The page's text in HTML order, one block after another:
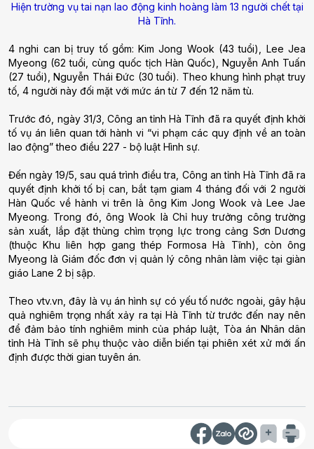
Hiện trường vụ tai nạn lao động kinh hoàng làm 13 người chết tại
Hà Tĩnh.
4 nghi can bị truy tố gồm: Kim Jong Wook (43 tuổi), Lee Jea
Myeong (62 tuổi, cùng quốc tịch Hàn Quốc), Nguyễn Anh Tuấn
(27 tuổi), Nguyễn Thái Đức (30 tuổi). Theo khung hình phạt truy
tố, 4 người này đối mặt với mức án từ 7 đến 12 năm tù.
Trước đó, ngày 31/3, Công an tỉnh Hà Tĩnh đã ra quyết định khởi
tố vụ án liên quan tới hành vi “vi phạm các quy định về an toàn
lao động” theo điều 227 - bộ luật Hình sự.
Đến ngày 19/5, sau quá trình điều tra, Công an tỉnh Hà Tĩnh đã ra
quyết định khởi tố bị can, bắt tạm giam 4 tháng đối với 2 người
Hàn Quốc về hành vi trên là ông Kim Jong Wook và Lee Jae
Myeong. Trong đó, ông Wook là Chỉ huy trưởng công trường
sản xuất, lắp đặt thùng chìm trọng lực trong cảng Sơn Dương
(thuộc Khu liên hợp gang thép Formosa Hà Tĩnh), còn ông
Myeong là Giám đốc đơn vị quản lý công nhân làm việc tại giàn
giáo Lane 2 bị sập.
Theo vtv.vn, đây là vụ án hình sự có yếu tố nước ngoài, gây hậu
quả nghiêm trọng nhất xảy ra tại Hà Tĩnh từ trước đến nay nên
để đảm bảo tính nghiêm minh của pháp luật, Tòa án Nhân dân
tỉnh Hà Tĩnh sẽ phụ thuộc vào diễn biến tại phiên xét xử mới ấn
định được thời gian tuyên án.